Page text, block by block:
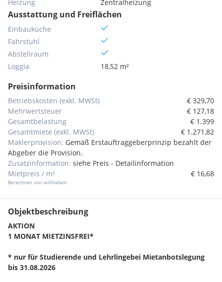
Heizung
Zentralheizung
Ausstattung und Freiflächen
Einbauküche
Fahrstuhl
Abstellraum
Loggia
18,52 m²
Preisinformation
Betriebskosten (exkl. MWSt)
€ 329,70
Mehrwertsteuer
€ 127,18
Gesamtbelastung
€ 1.399
Gesamtmiete (exkl. MWSt)
€ 1.271,82
Maklerprovision: Gemäß Erstauftraggeberprinzip bezahlt der
Abgeber die Provision.
Zusatzinformation: siehe Preis - Detailinformation
Mietpreis / m²
Berechnet von willhaben
€ 16,68
Objektbeschreibung
AKTION
1 MONAT MIETZINSFREI*
* nur für Studierende und Lehrlingebei Mietanbotslegung
bis 31.08.2026